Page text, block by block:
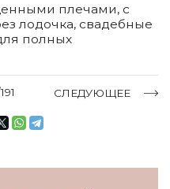
плечами, с
лодочка, свадебные
полных
СЛЕДУЮЩЕЕ